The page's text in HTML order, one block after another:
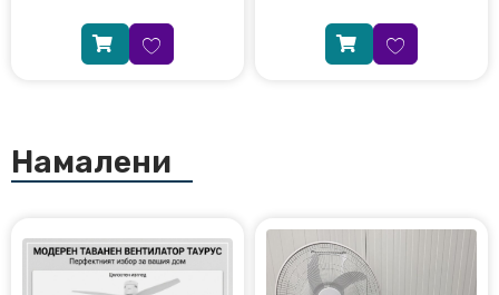
Намалени